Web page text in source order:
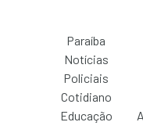
Paraíba
Notícias
Policiais
Cotidiano
Educação